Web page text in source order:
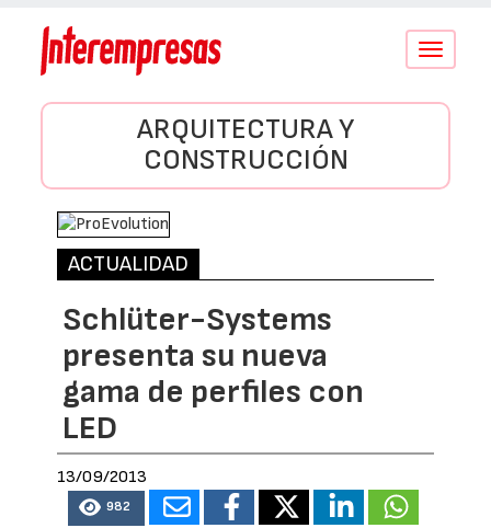
Conmutar
ARQUITECTURA Y
CONSTRUCCIÓN
ACTUALIDAD
Schlüter-Systems
presenta su nueva
gama de perfiles con
LED
13/09/2013
982